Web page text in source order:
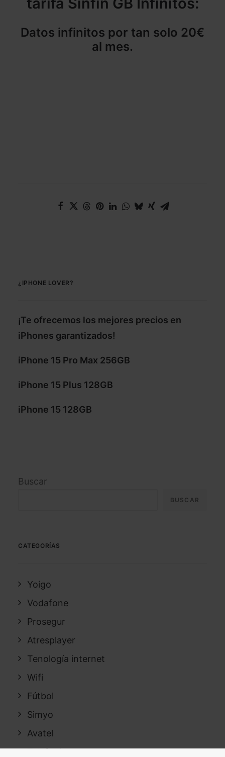
Datos infinitos por tan solo 20€
al mes.
¿IPHONE LOVER?
¡Te ofrecemos los mejores precios en
iPhones garantizados!
iPhone 15 Pro Max 256GB
iPhone 15 Plus 128GB
iPhone 15 128GB
Buscar
BUSCAR
CATEGORÍAS
Yoigo
Vodafone
Prosegur
Atresplayer
Tenología internet
Wifi
Fútbol
Simyo
Avatel
Telefonica